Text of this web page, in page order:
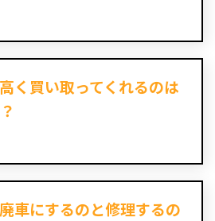
く買い取ってくれるのは
車にするのと修理するの